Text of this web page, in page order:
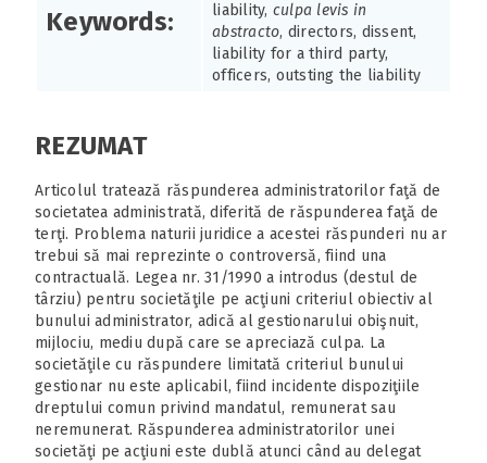
Keywords:
liability, culpa levis in
abstracto, directors, dissent,
liability for a third party,
officers, outsting the liability
REZUMAT
Articolul tratează răspunderea administratorilor faţă de
societatea administrată, diferită de răspunderea faţă de
terţi. Problema naturii juridice a acestei răspunderi nu ar
trebui să mai reprezinte o controversă, fiind una
contractuală. Legea nr. 31/1990 a introdus (destul de
târziu) pentru societăţile pe acţiuni criteriul obiectiv al
bunului administrator, adică al gestionarului obişnuit,
mijlociu, mediu după care se apreciază culpa. La
societăţile cu răspundere limitată criteriul bunului
gestionar nu este aplicabil, fiind incidente dispoziţiile
dreptului comun privind mandatul, remunerat sau
neremunerat. Răspunderea administratorilor unei
societăţi pe acţiuni este dublă atunci când au delegat